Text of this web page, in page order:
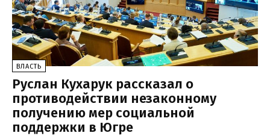
ВЛАСТЬ
Руслан Кухарук рассказал о
противодействии незаконному
получению мер социальной
поддержки в Югре